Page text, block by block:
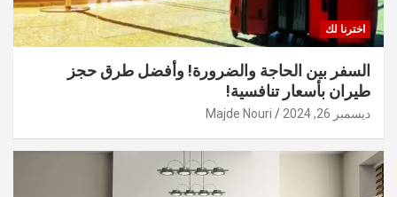
اخترنا لك
السفر بين الحاجة والضرورة! وأفضل طرق حجز
طيران بأسعار تنافسية!
ديسمبر 26, 2024 Majde Nouri